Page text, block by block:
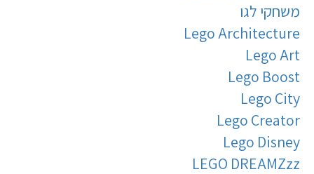
משחקי לגו
Lego Architecture
Lego Art
Lego Boost
Lego City
Lego Creator
Lego Disney
LEGO DREAMZzz